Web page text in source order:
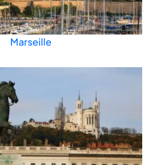
Marseille